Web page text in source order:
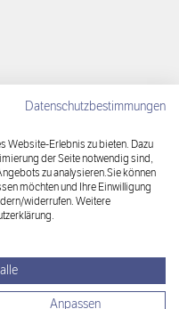
Datenschutzbestimmungen
Website-Erlebnis zu bieten. Dazu
der Seite notwendig sind,
zu analysieren.Sie können
möchten und Ihre Einwilligung
widerrufen. Weitere
Anpassen